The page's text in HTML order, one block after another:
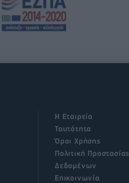
Η Εταιρεία
Ταυτότητα
Όροι Χρήσης
Πολιτική Προστασίας
Δεδομένων
Επικοινωνία